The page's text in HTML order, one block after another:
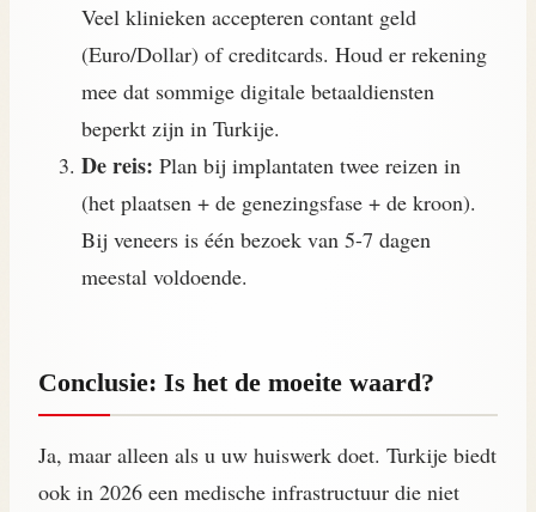
Veel klinieken accepteren contant geld
(Euro/Dollar) of creditcards. Houd er rekening
mee dat sommige digitale betaaldiensten
beperkt zijn in Turkije.
De reis: Plan bij implantaten twee reizen in
(het plaatsen + de genezingsfase + de kroon).
Bij veneers is één bezoek van 5-7 dagen
meestal voldoende.
Conclusie: Is het de moeite waard?
Ja, maar alleen als u uw huiswerk doet. Turkije biedt
ook in 2026 een medische infrastructuur die niet